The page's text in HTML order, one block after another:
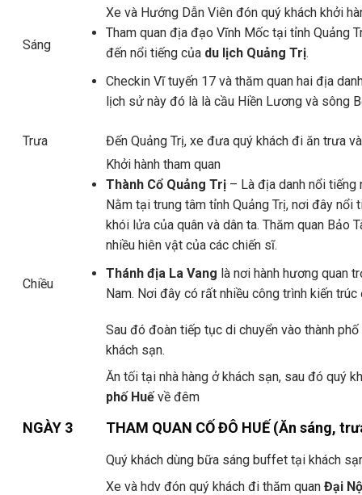
Sáng
Xe và Hướng Dẫn Viên đón quý khách khởi
Tham quan địa đạo Vĩnh Mốc tại tỉnh Quảng
đến nổi tiếng của du lịch Quảng Trị.
Checkin Vĩ tuyến 17 và thăm quan hai địa
lịch sử này đó là là cầu Hiền Lương và sông
Trưa Đến Quảng Trị, xe đưa quý khách đi ăn trưa
Chiều
Khởi hành tham quan
Thành Cổ Quảng Trị – Là địa danh nổi tiếng
Nằm tại trung tâm tỉnh Quảng Trị, nơi đây nổi
khói lửa của quân và dân ta. Thăm quan Bảo
nhiều hiên vật của các chiến sĩ.
Thánh địa La Vang là nơi hành hương quan
Nam. Nơi đây có rất nhiều công trình kiến
Sau đó đoàn tiếp tục di chuyển vào thành
khách sạn.
Ăn tối tại nhà hàng ở khách sạn, sau đó quý
phố Huế về đêm
NGÀY 3 THAM QUAN CỐ ĐÔ HUẾ (Ăn sáng,
Quý khách dùng bữa sáng buffet tại khách
Xe và hdv đón quý khách đi thăm quan Đại